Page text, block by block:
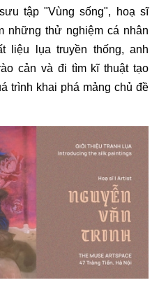
tập "Vùng sống", hoạ sĩ
những thử nghiệm cá nhân
liệu lụa truyền thống, anh
cản và đi tìm kĩ thuật tạo
trình khai phá mảng chủ đề